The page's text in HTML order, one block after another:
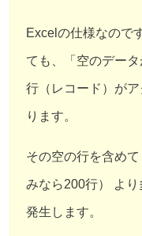
Excelの仕様なので
ても、「空のデー
行（レコード）が
ります。
その空の行を含め
みなら200行） よ
発生します。